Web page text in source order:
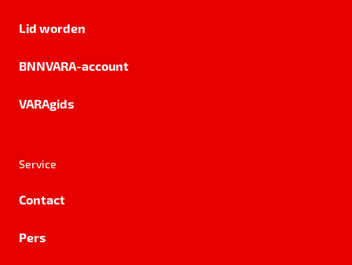
Lid worden
BNNVARA-account
VARAgids
Service
Contact
Pers